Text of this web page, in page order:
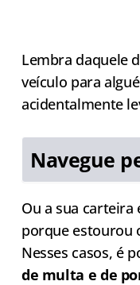
Lembra daquele
veículo para
acidentalmente
Navegue
Ou a sua
porque estourou
Nesses casos, é
de multa e de